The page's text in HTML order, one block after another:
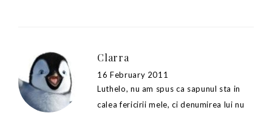
Clarra
16 February 2011
Luthelo, nu am spus ca sapunul sta in
calea fericirii mele, ci denumirea lui nu